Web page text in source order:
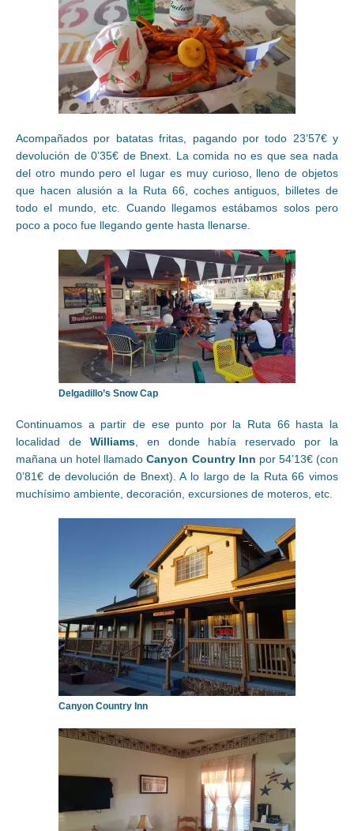
Acompañados por batatas fritas, pagando por todo 23’57€ y
devolución de 0’35€ de Bnext. La comida no es que sea nada
del otro mundo pero el lugar es muy curioso, lleno de objetos
que hacen alusión a la Ruta 66, coches antiguos, billetes de
todo el mundo, etc. Cuando llegamos estábamos solos pero
poco a poco fue llegando gente hasta llenarse.
Delgadillo’s Snow Cap
Continuamos a partir de ese punto por la Ruta 66 hasta la
localidad de Williams, en donde había reservado por la
mañana un hotel llamadoCanyon Country Inn por 54’13€ (con
0’81€ de devolución de Bnext). A lo largo de la Ruta 66 vimos
muchísimo ambiente, decoración, excursiones de moteros, etc.
Canyon Country Inn